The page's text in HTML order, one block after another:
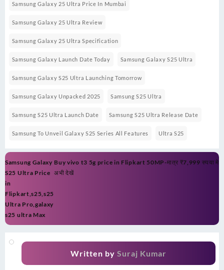
Samsung Galaxy 25 Ultra Price In Mumbai
Samsung Galaxy 25 Ultra Review
Samsung Galaxy 25 Ultra Specification
Samsung Galaxy Launch Date Today Samsung Galaxy S25 Ultra
Samsung Galaxy S25 Ultra Launching Tomorrow
Samsung Galaxy Unpacked 2025 Samsung S25 Ultra
Samsung S25 Ultra Launch Date Samsung S25 Ultra Release Date
Samsung To Unveil Galaxy S25 Series All Features Ultra S25
Post
navigation
Samsung Galaxy
S25 Ultra Price
in
Flipkart,s25,s25
Ultra Pro,galaxy
s25 ultra Max
Buy vivo t3 5g price in Flipkart 50MP-मात्र ₹7,999 रुपया मे
अभी देखें
Written by Suraj Kumar